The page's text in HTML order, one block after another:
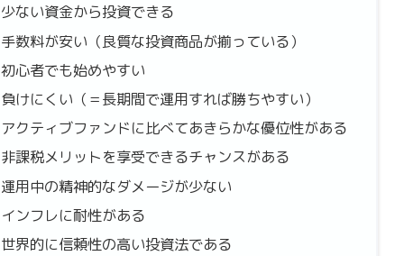
少ない資金から投資できる
手数料が安い（良質な投資商品が揃っている）
初心者でも始めやすい
負けにくい（＝長期間で運用すれば勝ちやすい）
アクティブファンドに比べてあきらかな優位性がある
非課税メリットを享受できるチャンスがある
運用中の精神的なダメージが少ない
インフレに耐性がある
世界的に信頼性の高い投資法である